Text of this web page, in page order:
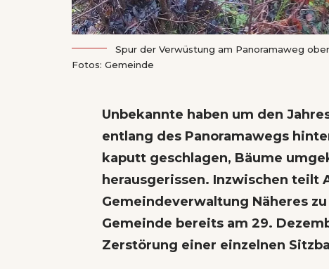
Spur der Verwüstung am Panoramaweg
Fotos: Gemeinde
Unbekannte haben um den
entlang des Panoramawegs
kaputt geschlagen, Bäume
herausgerissen. Inzwischen teilt
Gemeindeverwaltung Näheres
Gemeinde bereits am 29.
Zerstörung einer einzelnen